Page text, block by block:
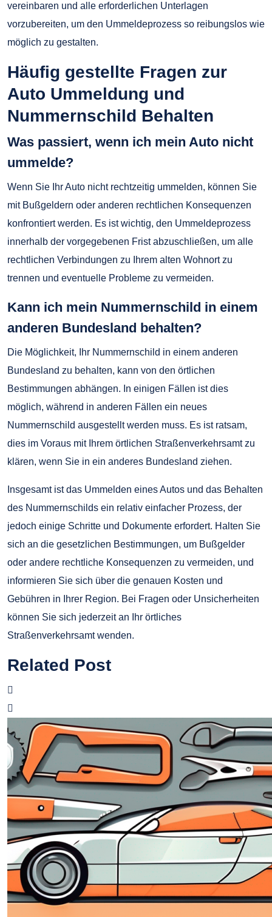
vereinbaren und alle erforderlichen Unterlagen
vorzubereiten, um den Ummeldeprozess so reibungslos wie
möglich zu gestalten.
Häufig gestellte Fragen zur
Auto Ummeldung und
Nummernschild Behalten
Was passiert, wenn ich mein Auto nicht
ummelde?
Wenn Sie Ihr Auto nicht rechtzeitig ummelden, können Sie
mit Bußgeldern oder anderen rechtlichen Konsequenzen
konfrontiert werden. Es ist wichtig, den Ummeldeprozess
innerhalb der vorgegebenen Frist abzuschließen, um alle
rechtlichen Verbindungen zu Ihrem alten Wohnort zu
trennen und eventuelle Probleme zu vermeiden.
Kann ich mein Nummernschild in einem
anderen Bundesland behalten?
Die Möglichkeit, Ihr Nummernschild in einem anderen
Bundesland zu behalten, kann von den örtlichen
Bestimmungen abhängen. In einigen Fällen ist dies
möglich, während in anderen Fällen ein neues
Nummernschild ausgestellt werden muss. Es ist ratsam,
dies im Voraus mit Ihrem örtlichen Straßenverkehrsamt zu
klären, wenn Sie in ein anderes Bundesland ziehen.
Insgesamt ist das Ummelden eines Autos und das Behalten
des Nummernschilds ein relativ einfacher Prozess, der
jedoch einige Schritte und Dokumente erfordert. Halten Sie
sich an die gesetzlichen Bestimmungen, um Bußgelder
oder andere rechtliche Konsequenzen zu vermeiden, und
informieren Sie sich über die genauen Kosten und
Gebühren in Ihrer Region. Bei Fragen oder Unsicherheiten
können Sie sich jederzeit an Ihr örtliches
Straßenverkehrsamt wenden.
Related Post